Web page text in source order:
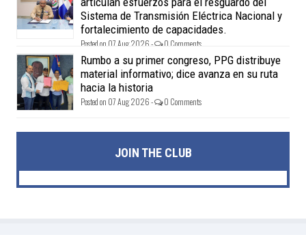
Sistema de Transmisión Eléctrica Nacional y
fortalecimiento de capacidades.
Posted on 07 Aug 2026 - 0 Comments
Rumbo a su primer congreso, PPG distribuye
material informativo; dice avanza en su ruta
hacia la historia
Posted on 07 Aug 2026 - 0 Comments
JOIN THE CLUB